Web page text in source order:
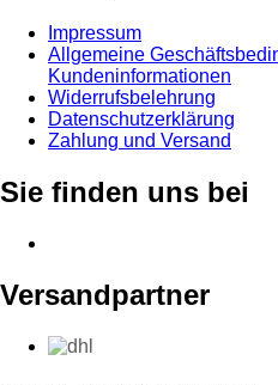
Impressum
Allgemeine
Kundeninformationen
Widerrufsbelehrung
Datenschutzerklärung
Zahlung und Versand
Sie finden uns bei
Versandpartner